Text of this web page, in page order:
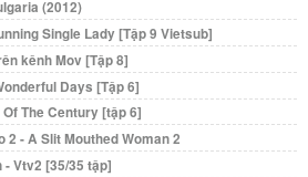
(2012)
Single Lady [Tập 9 Vietsub]
kênh Mov [Tập 8]
Days [Tập 6]
The Century [tập 6]
- A Slit Mouthed Woman 2
Vtv2 [35/35 tập]